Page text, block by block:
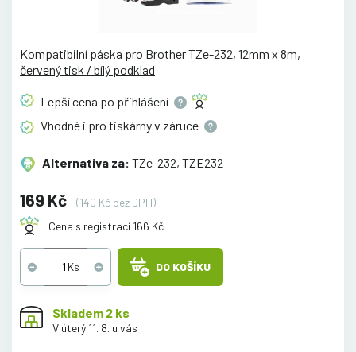
Kompatibilní páska pro Brother TZe-232, 12mm x 8m,
červený tisk / bílý podklad
Lepší cena po přihlášení
Vhodné i pro tiskárny v záruce
Alternativa za: TZe-232, TZE232
169 Kč
(140 Kč bez DPH)
Cena s registrací 166 Kč
DO KOŠÍKU
Skladem 2 ks
V úterý 11. 8. u vás